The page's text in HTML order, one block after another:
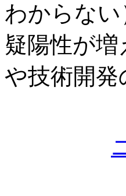
わからな
疑陽性が
や技術開